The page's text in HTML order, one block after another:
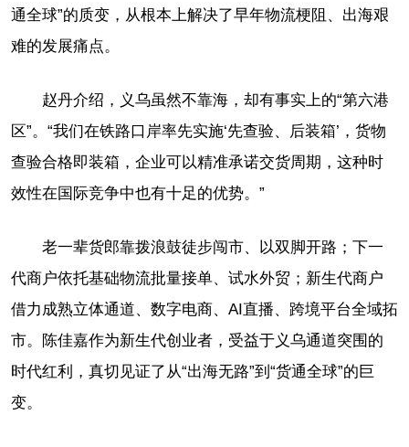
通全球”的质变，从根本上解决了早年物流梗阻、出海艰
难的发展痛点。
赵丹介绍，义乌虽然不靠海，却有事实上的“第六港
区”。“我们在铁路口岸率先实施‘先查验、后装箱’，货物
查验合格即装箱，企业可以精准承诺交货周期，这种时
效性在国际竞争中也有十足的优势。”
老一辈货郎靠拨浪鼓徒步闯市、以双脚开路；下一
代商户依托基础物流批量接单、试水外贸；新生代商户
借力成熟立体通道、数字电商、AI直播、跨境平台全域拓
市。陈佳嘉作为新生代创业者，受益于义乌通道突围的
时代红利，真切见证了从“出海无路”到“货通全球”的巨
变。